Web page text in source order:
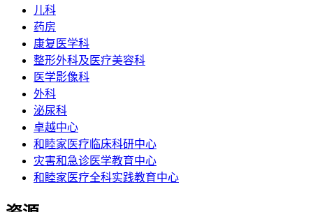
儿科
药房
康复医学科
整形外科及医疗美容科
医学影像科
外科
泌尿科
卓越中心
和睦家医疗临床科研中心
灾害和急诊医学教育中心
和睦家医疗全科实践教育中心